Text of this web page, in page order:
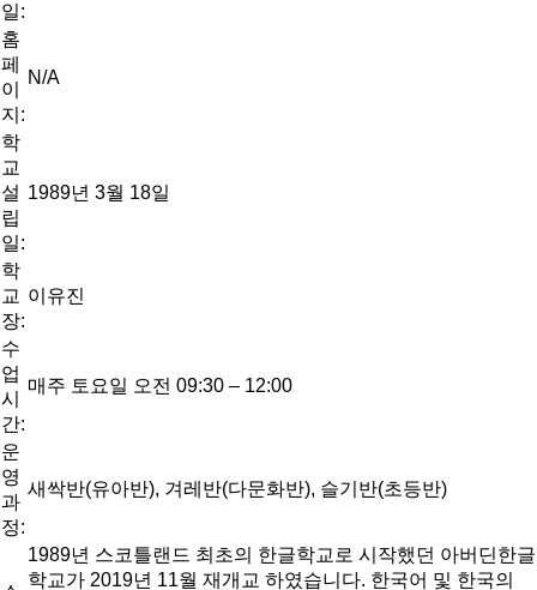
일:
홈
페
이
지:
N/A
학
교
설
립
일:
1989년 3월 18일
학
교
장:
이유진
수
업
시
간:
매주 토요일 오전 09:30 – 12:00
운
영
과
정:
새싹반(유아반), 겨레반(다문화반), 슬기반(초등반)
1989년 스코틀랜드 최초의 한글학교로 시작했던 아버딘한글
학교가 2019년 11월 재개교 하였습니다. 한국어 및 한국의